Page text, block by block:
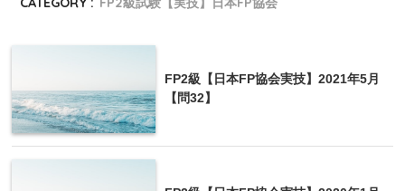
FP2級【日本FP協会実技】2021年5月
【問32】